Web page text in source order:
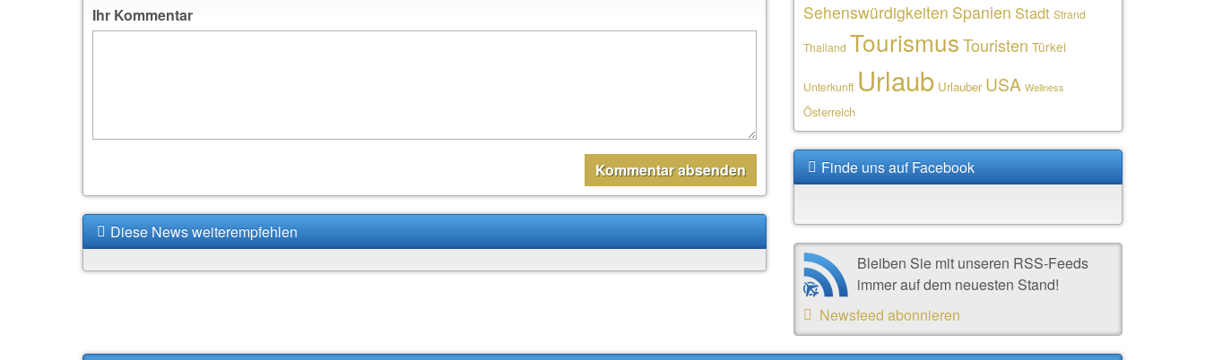
Ihr Kommentar
Diese News weiterempfehlen
Sehenswürdigkeiten Spanien Stadt Strand
Thailand Tourismus Touristen Türkei
Unterkunft Urlaub Urlauber USA Wellness
Österreich
Finde uns auf Facebook
Bleiben Sie mit unseren RSS-Feeds
immer auf dem neuesten Stand!
Newsfeed abonnieren